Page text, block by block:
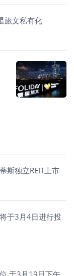
旅文私有化
斯独立REIT上市
于3月4日进行投
于3月19日下午